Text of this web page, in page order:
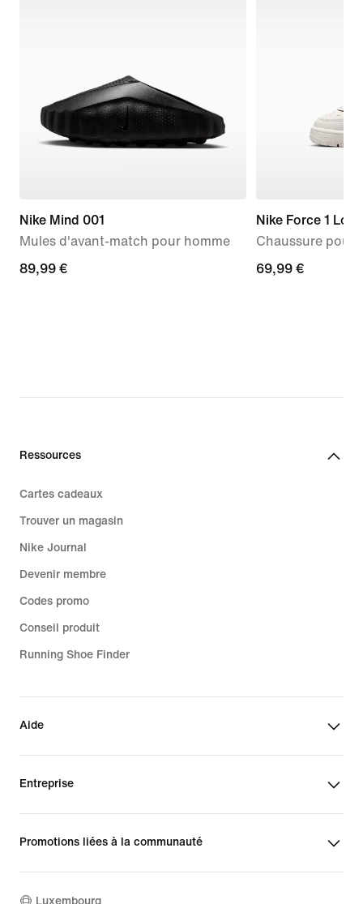
Nike Mind 001
Mules d'avant-match pour homme
89,99 €
89,99 €
Nike Force 1 Low
Chaussure pour
69,99 €
69,99 €
Ressources
Cartes cadeaux
Trouver un magasin
Nike Journal
Devenir membre
Codes promo
Conseil produit
Running Shoe Finder
Aide
Entreprise
Promotions liées à la communauté
Luxembourg